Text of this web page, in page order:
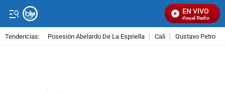
EN VIVO
Señal Visual Radio
Tendencias: Posesión Abelardo De La Espriella Cali Gustavo Petro